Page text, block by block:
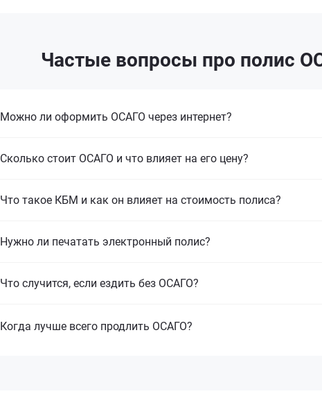
Частые вопросы про полис
Можно ли оформить ОСАГО через интернет?
Сколько стоит ОСАГО и что влияет на его цену?
Что такое КБМ и как он влияет на стоимость полиса?
Нужно ли печатать электронный полис?
Что случится, если ездить без ОСАГО?
Когда лучше всего продлить ОСАГО?